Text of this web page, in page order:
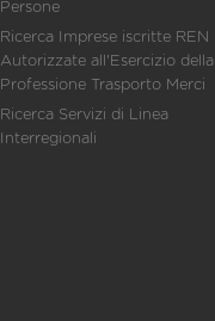
Persone
Ricerca Imprese iscritte REN
Autorizzate all'Esercizio della
Professione Trasporto Merci
Ricerca Servizi di Linea
Interregionali